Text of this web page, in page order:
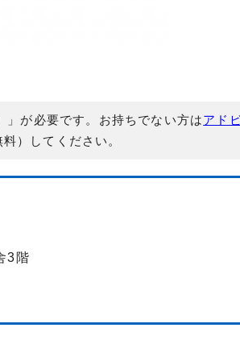
が必要です。お持ちでない方はアド
）してください。
3階